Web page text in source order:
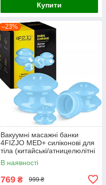
Купити
–23%
Вакуумні масажні банки
4FIZJO MED+ силіконові для
тіла (китайські/атницелюлітні
банки) 4 шт Blue (P-
5907739312341)
В наявності
769 ₴ 999 ₴